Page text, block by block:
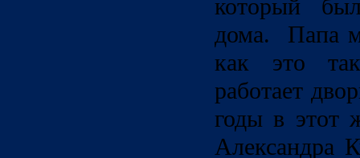
который
дома. Папа
как это
работает
годы в этот
Александра